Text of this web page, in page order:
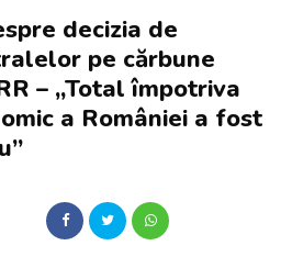
decizia de
pe cărbune
– „Total împotriva
a României a fost